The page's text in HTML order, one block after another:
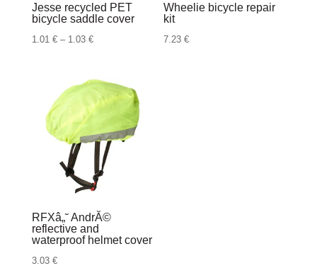
Jesse recycled PET
bicycle saddle cover
1.01 € – 1.03 €Raspon
1.01 €
do
1.03 €
Wheelie bicycle repair
kit
7.23€
RFXâ„˘ AndrĂ©
reflective and
waterproof helmet cover
3.03 €